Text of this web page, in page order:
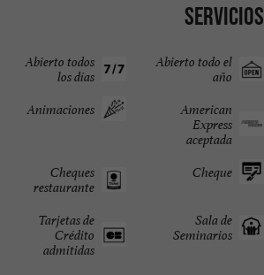
Servicios
Abierto todo el
año
Abierto todos
los días
American
Express
aceptada
Animaciones
Cheque
Cheques
restaurante
Sala de
Seminarios
Tarjetas de
Crédito
admitidas